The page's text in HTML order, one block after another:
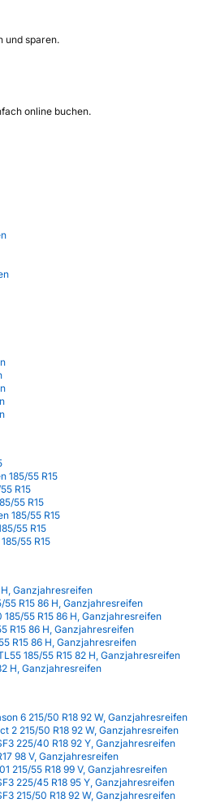
und sparen.
online buchen.
185/55 R15
R15
55 R15
185/55 R15
55 R15
55 R15
H, Ganzjahresreifen
R15 86 H, Ganzjahresreifen
55 R15 86 H, Ganzjahresreifen
R15 86 H, Ganzjahresreifen
R15 86 H, Ganzjahresreifen
185/55 R15 82 H, Ganzjahresreifen
H, Ganzjahresreifen
6 215/50 R18 92 W, Ganzjahresreifen
2 215/50 R18 92 W, Ganzjahresreifen
225/40 R18 92 Y, Ganzjahresreifen
98 V, Ganzjahresreifen
215/55 R18 99 V, Ganzjahresreifen
225/45 R18 95 Y, Ganzjahresreifen
215/50 R18 92 W, Ganzjahresreifen